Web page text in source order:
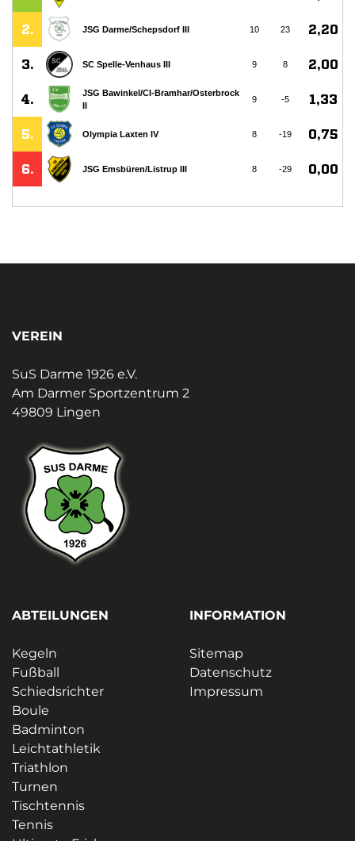
VEREIN
SuS Darme 1926 e.V.
Am Darmer Sportzentrum 2
49809 Lingen
ABTEILUNGEN
Kegeln
Fußball
Schiedsrichter
Boule
Badminton
Leichtathletik
Triathlon
Turnen
Tischtennis
Tennis
INFORMATION
Sitemap
Datenschutz
Impressum